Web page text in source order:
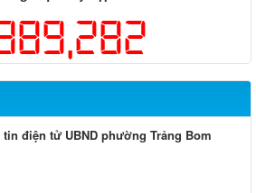
điện tử UBND phường Trảng Bom